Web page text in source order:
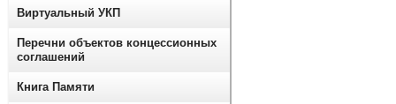
Виртуальный УКП
Перечни объектов концессионных
соглашений
Книга Памяти